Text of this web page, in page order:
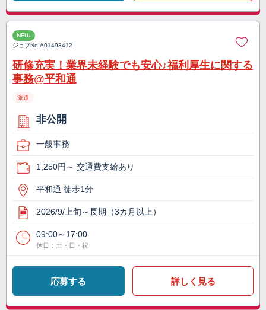
NEW
ジョブNo.A01493412
研修充実！業界未経験でも安心♪福利厚生に関する
事務@平和通
派遣
非公開
一般事務
1,250円～ 交通費支給あり
平和通 徒歩1分
2026/9/上旬～長期（3カ月以上）
09:00～17:00
休日：土・日・祝
応募する 詳しく見る